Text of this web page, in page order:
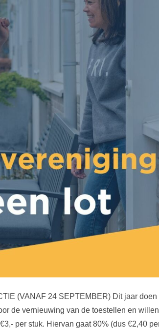
(VANAF 24 SEPTEMBER) Dit jaar
de vernieuwing van de toestellen en willen
per stuk. Hiervan gaat 80% (dus €2,40